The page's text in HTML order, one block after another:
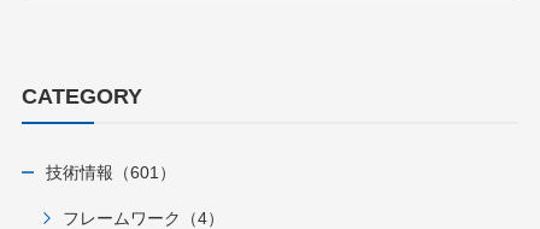
CATEGORY
技術情報（601）
フレームワーク（4）